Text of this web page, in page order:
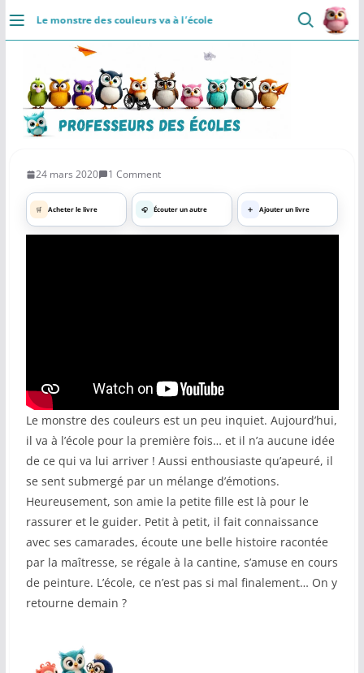
PasserLe monstre des couleurs va à l’école
DÉCOUVRIR
Accueil
Se connecter
Ressources
COMMUNAUTÉ
Groupes
Forum
Réseaux sociaux
Petites annonces
AUTRE
Boutique
Contact
24 mars 2020 1 Comment
🛒 Acheter le livre 🎧 Écouter un autre ➕ Ajouter un livre
Le monstre des couleurs est un peu inquiet. Aujourd’hui,
il va à l’école pour la première fois… et il n’a aucune idée
de ce qui va lui arriver ! Aussi enthousiaste qu’apeuré, il
se sent submergé par un mélange d’émotions.
Heureusement, son amie la petite fille est là pour le
rassurer et le guider. Petit à petit, il fait connaissance
avec ses camarades, écoute une belle histoire racontée
par la maîtresse, se régale à la cantine, s’amuse en cours
de peinture. L’école, ce n’est pas si mal finalement… On y
retourne demain ?